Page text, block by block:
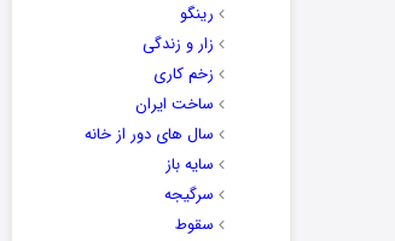
رینگو
زار و زندگی
زخم کاری
ساخت ایران
سال های دور از خانه
سایه باز
سرگیجه
سقوط